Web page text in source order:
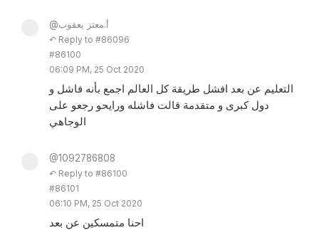
@أ.معتز يعقوب
↶ Reply to #86096
#86100
06:09 PM, 25 Oct 2020
التعليم عن بعد افشل طريقة كل العالم اجمع بأنه فاشل و
دول كبرى و متقدمة قالت فاشله ورايحو رجعو على
الوجاهي
@1092786808
↶ Reply to #86100
#86101
06:10 PM, 25 Oct 2020
احنا متمسكين عن بعد